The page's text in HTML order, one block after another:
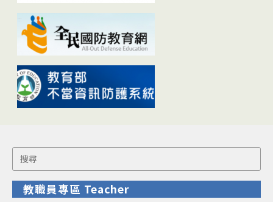
Search
for:
教職員專區 Teacher